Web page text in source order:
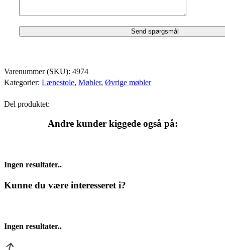
Varenummer (SKU): 4974
Kategorier: Lænestole, Møbler, Øvrige møbler
Del produktet:
Andre kunder kiggede også på:
Ingen resultater..
Kunne du være interesseret i?
Ingen resultater..